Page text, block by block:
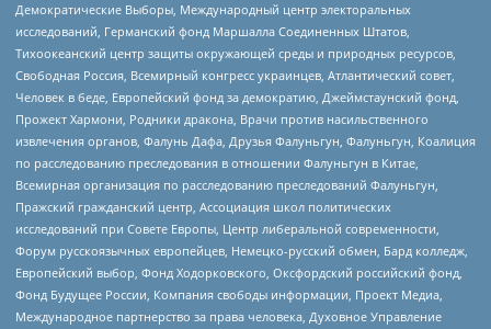
Демократические Выборы, Международный центр электоральных
исследований, Германский фонд Маршалла Соединенных Штатов,
Тихоокеанский центр защиты окружающей среды и природных ресурсов,
Свободная Россия, Всемирный конгресс украинцев, Атлантический совет,
Человек в беде, Европейский фонд за демократию, Джеймстаунский фонд,
Прожект Хармони, Родники дракона, Врачи против насильственного
извлечения органов, Фалунь Дафа, Друзья Фалуньгун, Фалуньгун, Коалиция
по расследованию преследования в отношении Фалуньгун в Китае,
Всемирная организация по расследованию преследований Фалуньгун,
Пражский гражданский центр, Ассоциация школ политических
исследований при Совете Европы, Центр либеральной современности,
Форум русскоязычных европейцев, Немецко-русский обмен, Бард колледж,
Европейский выбор, Фонд Ходорковского, Оксфордский российский фонд,
Фонд Будущее России, Компания свободы информации, Проект Медиа,
Международное партнерство за права человека, Духовное Управление